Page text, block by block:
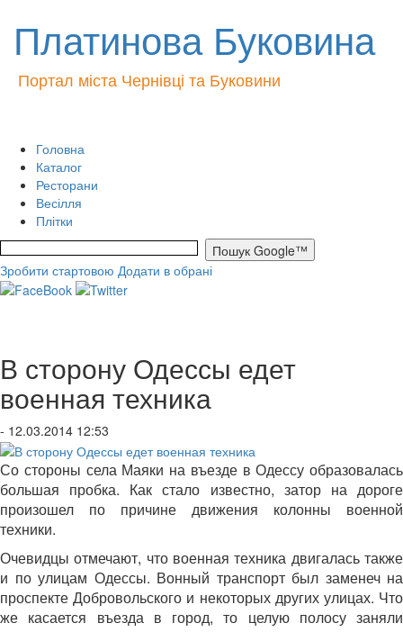
Платинова Буковина
Портал міста Чернівці та Буковини
Головна
Каталог
Ресторани
Весілля
Плітки
Зробити стартовою Додати в обрані
В сторону Одессы едет
военная техника
- 12.03.2014 12:53
Со стороны села Маяки на въезде в Одессу образовалась
большая пробка. Как стало известно, затор на дороге
произошел по причине движения колонны военной
техники.
Очевидцы отмечают, что военная техника двигалась также
и по улицам Одессы. Вонный транспорт был заменеч на
проспекте Добровольского и некоторых других улицах. Что
же касается въезда в город, то целую полосу заняли